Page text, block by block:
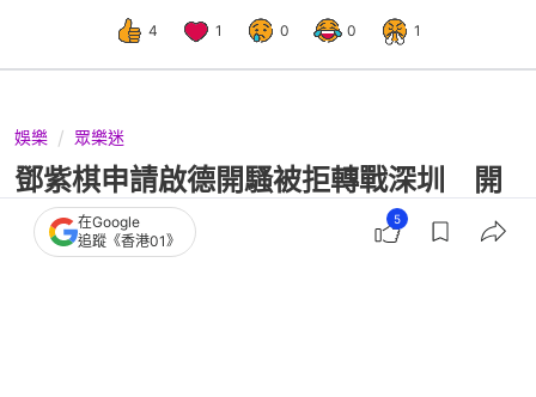
4 1 0 0 1
娛樂 眾樂迷
鄧紫棋申請啟德開騷被拒轉戰深圳 開
Live安慰粉絲：我有自知之明
在Google
追蹤《香港01》
5